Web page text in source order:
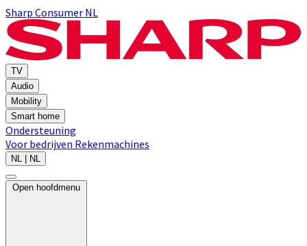
Sharp Consumer NL
TV
Audio
Mobility
Smart home
Ondersteuning
Voor bedrijven Rekenmachines
NL | NL
Open hoofdmenu